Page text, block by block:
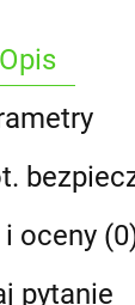
Opis
oceny
pytanie